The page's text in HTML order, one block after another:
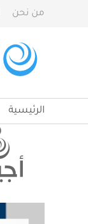
من نحن
الرئيسية